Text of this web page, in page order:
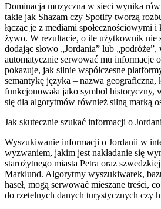
Dominacja muzyczna w sieci wynika
takie jak Shazam czy Spotify tworzą
łącząc je z mediami społecznościowymi
żywo. W rezultacie, o ile użytkownik nie
dodając słowo „Jordania” lub
automatycznie serwować mu informacje
pokazuje, jak silnie współczesne
semantykę języka – nazwa geograficzna,
funkcjonowała jako symbol historyczny,
się dla algorytmów również silną marką
Jak skutecznie szukać informacji o
Wyszukiwanie informacji o Jordanii w
wyzwaniem, jakim jest nakładanie się
starożytnego miasta Petra oraz
Marklund. Algorytmy wyszukiwarek,
haseł, mogą serwować mieszane treści,
do rzetelnych danych turystycznych czy